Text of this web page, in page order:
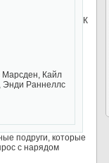
Марсден, Кайл
Энди Раннеллс
К
подруги, которые
с нарядом